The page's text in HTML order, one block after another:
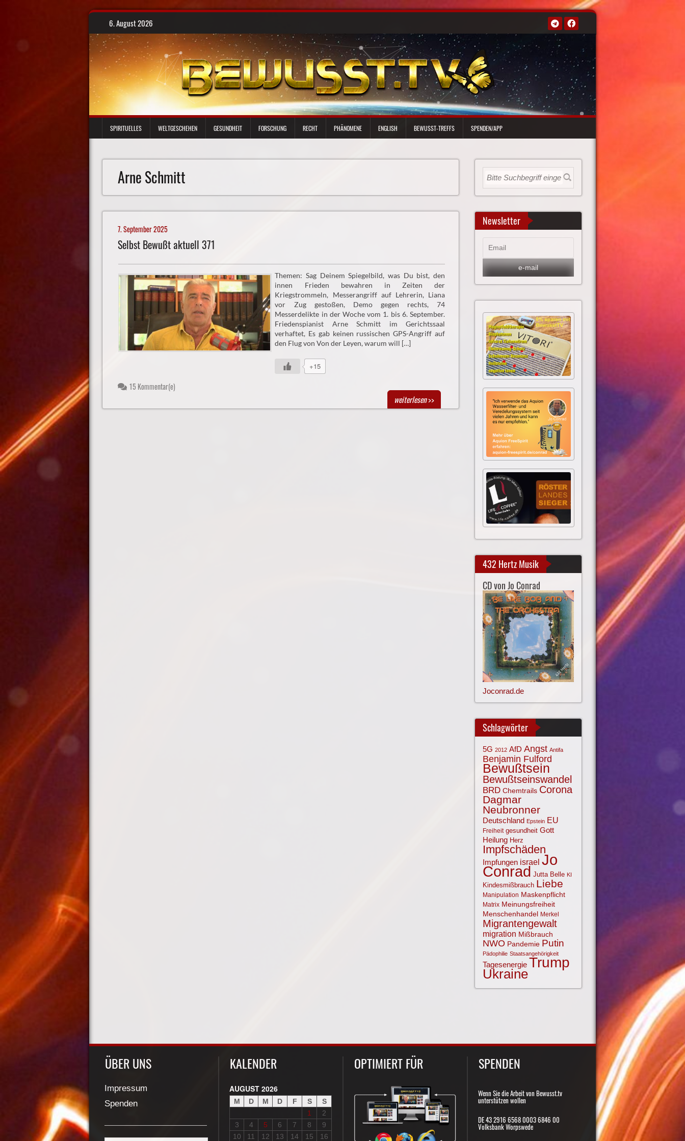
Skip
content
6. August 2026
SPIRITUELLES WELTGESCHEHEN GESUNDHEIT FORSCHUNG RECHT PHÄNOMENE ENGLISH BEWUSST-TREFFS SPENDEN/APP
Arne Schmitt
7. September 2025
Selbst Bewußt aktuell 371
Themen: Sag Deinem Spiegelbild, was Du bist, den
innen Frieden bewahren in Zeiten der
Kriegstrommeln, Messerangriff auf Lehrerin, Liana
vor Zug gestoßen, Demo gegen rechts, 74
Messerdelikte in der Woche vom 1. bis 6. September.
Friedenspianist Arne Schmitt im Gerichtssaal
verhaftet, Es gab keinen russischen GPS-Angriff auf
den Flug von Von der Leyen, warum will […]
+15
15 Kommentar(e)
weiterlesen>>
Newsletter
432 Hertz Musik
CD von Jo Conrad
Joconrad.de
Schlagwörter
5G 2012 AfD Angst Antifa
Benjamin Fulford
Bewußtsein
Bewußtseinswandel
BRD Chemtrails Corona
Dagmar
Neubronner
Deutschland Epstein EU
Freiheit gesundheit Gott
Heilung Herz
Impfschäden
Impfungen israel Jo
Conrad Jutta Belle KI
Kindesmißbrauch Liebe
Manipulation Maskenpflicht
Matrix Meinungsfreiheit
Menschenhandel Merkel
Migrantengewalt
migration Mißbrauch
NWO Pandemie Putin
Pädophilie Staatsangehörigkeit
Tagesenergie Trump
Ukraine
ÜBER UNS
Impressum
Spenden
KALENDER
AUGUST 2026
M D M D F S
S
1
2
3
4 5 6 7 8
9
10
11 12 13 14 15 16
OPTIMIERT FÜR SPENDEN
Wenn Sie die Arbeit von Bewusst.tv
unterstützen wollen
DE 43 2916 6568 0003 6846 00
Volksbank Worpswede